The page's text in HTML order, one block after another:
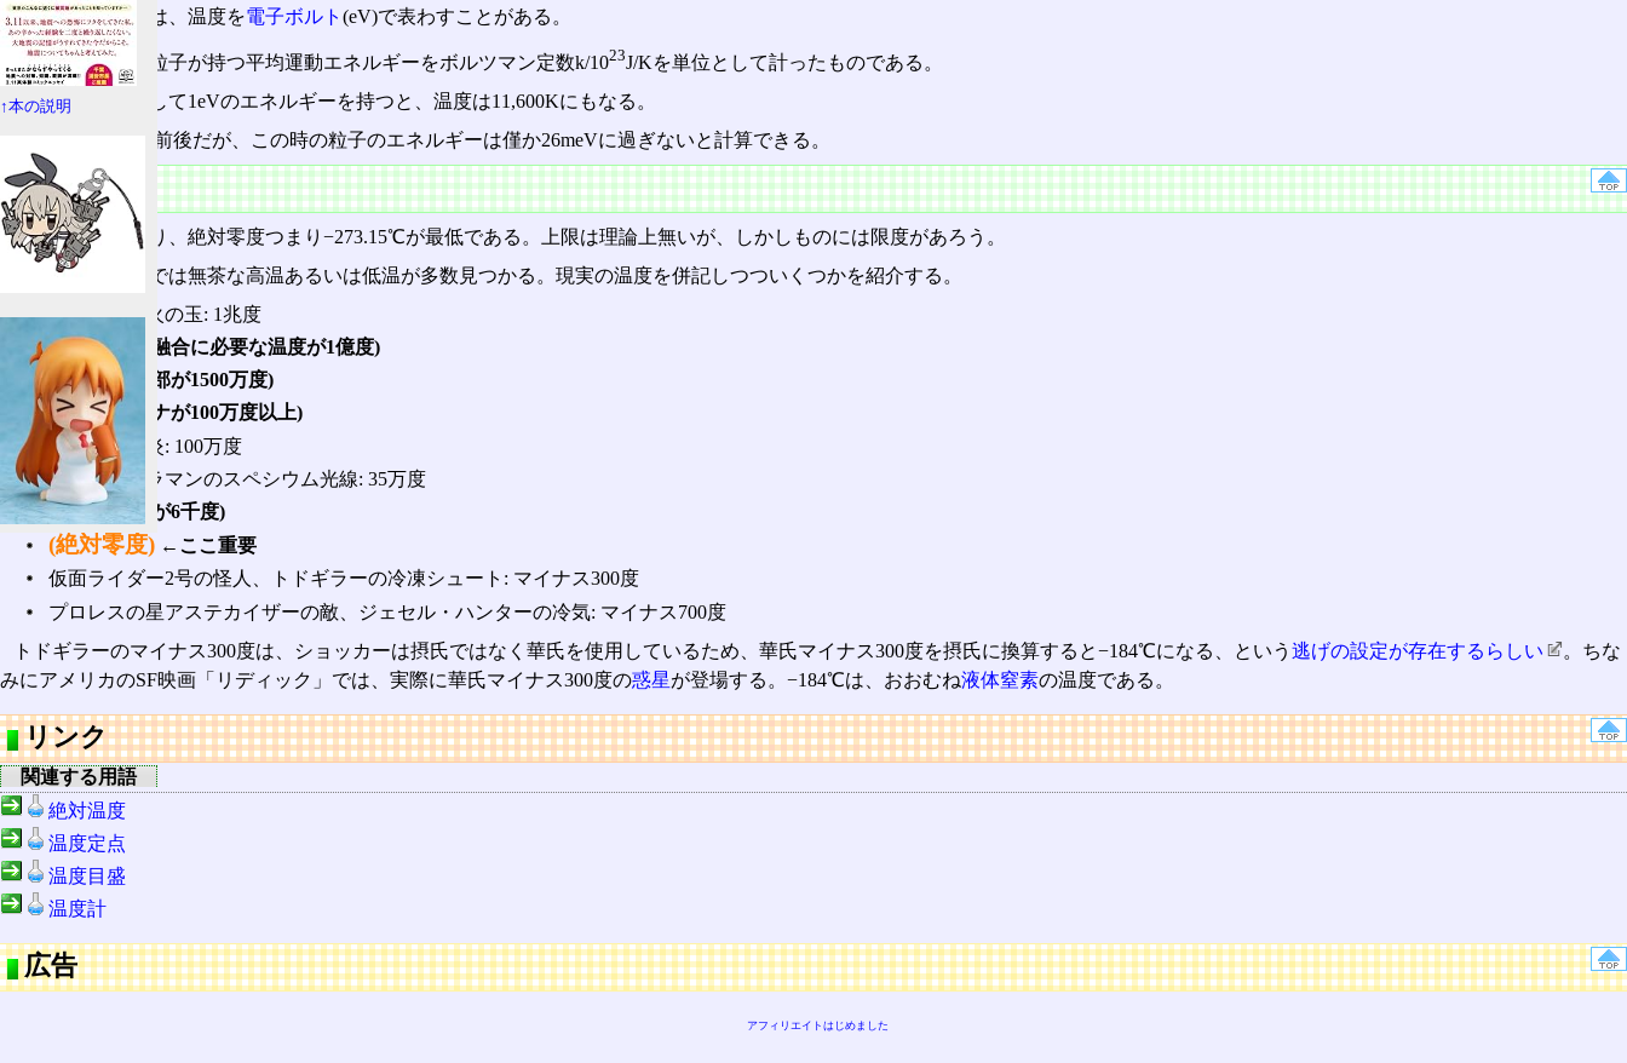
素粒子の世界では、温度を電子ボルト(eV)で表わすことがある。
これは物質中の粒子が持つ平均運動エネルギーをボルツマン定数k/1023J/Kを単位として計ったものである。
もし粒子が平均して1eVのエネルギーを持つと、温度は11,600Kにもなる。
は300K前後だが、この時の粒子のエネルギーは僅か26meVに過ぎないと計算できる。
補足
温度は上述の通り、絶対零度つまり−273.15℃が最低である。上限は理論上無いが、しかしものには限度があろう。
そんな中、創作では無茶な高温あるいは低温が多数見つかる。現実の温度を併記しつついくつかを紹介する。
ゼットンの火の玉: 1兆度
(地上での核融合に必要な温度が1億度)
(太陽の中心部が1500万度)
(太陽のコロナが100万度以上)
ジャミラの炎: 100万度
初代ウルトラマンのスペシウム光線: 35万度
(太陽の表面が6千度)
(絶対零度) ←ここ重要
仮面ライダー2号の怪人、トドギラーの冷凍シュート: マイナス300度
プロレスの星アステカイザーの敵、ジェセル・ハンターの冷気: マイナス700度
トドギラーのマイナス300度は、ショッカーは摂氏ではなく華氏を使用しているため、華氏マイナス300度を摂氏に換算すると−184℃になる、という逃げの設定が存在するらしい
。ちな
みにアメリカのSF映画「リディック」では、実際に華氏マイナス300度の惑星が登場する。−184℃は、おおむね液体窒素の温度である。
リンク
関連する用語
絶対温度
温度定点
温度目盛
温度計
広告
アフィリエイトはじめました
↑本の説明